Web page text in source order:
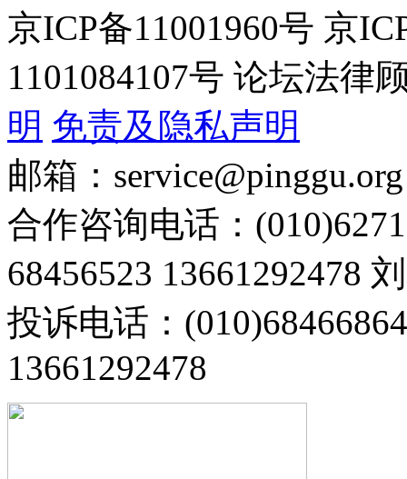
京ICP备11001960号 京
1101084107号 论坛法律
明 免责及隐私声明
邮箱：service@pinggu.org
合作咨询电话：
68456523 13661292478
投诉电话：
13661292478